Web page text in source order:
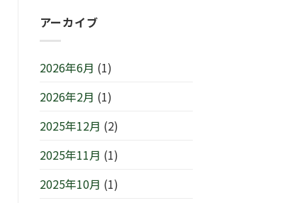
ョ
横
元
は
3
月
(日)
4
は
お
せ
す
アーカイブ
2026年6月 (1)
2026年2月 (1)
2025年12月 (2)
2025年11月 (1)
2025年10月 (1)